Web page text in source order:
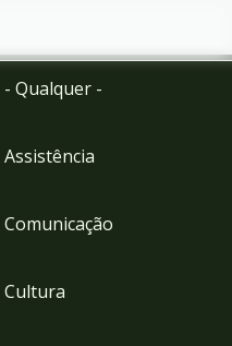
- Qualquer -
Assistência
Comunicação
Cultura